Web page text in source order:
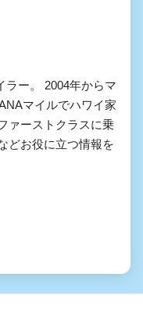
ラー。 2004年からマ
マイルでハワイ家
ァーストクラスに乗
どお役に立つ情報を